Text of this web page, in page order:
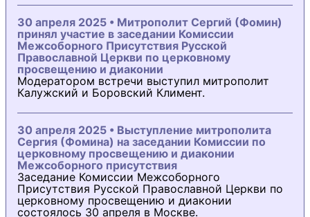
30 апреля 2025 • Митрополит Сергий (Фомин)
принял участие в заседании Комиссии
Межсоборного Присутствия Русской
Православной Церкви по церковному
просвещению и диаконии
Модератором встречи выступил митрополит
Калужский и Боровский Климент.
30 апреля 2025 • Выступление митрополита
Сергия (Фомина) на заседании Комиссии по
церковному просвещению и диаконии
Межсоборного присутствия
Заседание Комиссии Межсоборного
Присутствия Русской Православной Церкви по
церковному просвещению и диаконии
состоялось 30 апреля в Москве.